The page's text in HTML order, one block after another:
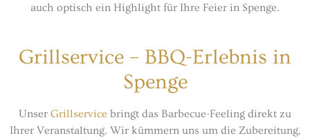
auch optisch ein Highlight für Ihre Feier in Spenge.
Grillservice – BBQ-Erlebnis in
Spenge
Unser Grillservice bringt das Barbecue-Feeling direkt zu
Ihrer Veranstaltung. Wir kümmern uns um die Zubereitung,